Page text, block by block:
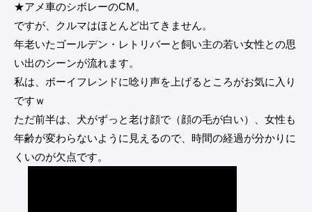
★アメ車のシボレーのCM。
ですが、クルマはほとんど出てきません。
年老いたゴールデン・レトリバーと飼い主の若い女性との思
い出のシーンが流れます。
私は、ボーイフレンドに唸り声を上げるところがお気に入り
ですｗ
ただ前半は、犬がずっと老け顔で（顔の毛が白い）、女性も
年齢が変わらないように見えるので、時間の経過が分かりに
くいのが欠点です。